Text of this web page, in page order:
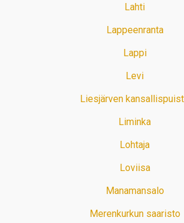
Lahti
Lappeenranta
Lappi
Levi
Liesjärven
Liminka
Lohtaja
Loviisa
Manamansalo
Merenkurkun saaristo